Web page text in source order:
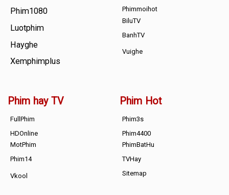
Phim1080
Luotphim
Hayghe
Xemphimplus
Phimmoihot
BiluTV
BanhTV
Vuighe
Phim hay TV
FullPhim
HDOnline
MotPhim
Phim14
Vkool
Phim Hot
Phim3s
Phim4400
PhimBatHu
TVHay
Sitemap